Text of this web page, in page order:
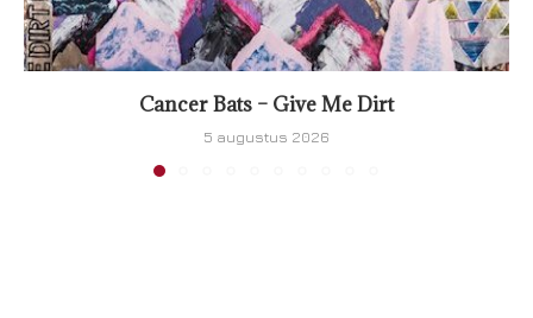
Cancer Bats – Give Me Dirt
5 augustus 2026